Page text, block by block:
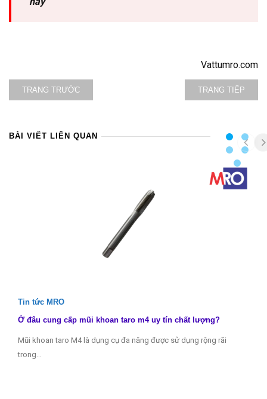
Vattumro.com
TRANG TRƯỚC TRANG TIẾP
BÀI VIẾT LIÊN QUAN
Tin tức MRO
Ở đâu cung cấp mũi khoan taro m4 uy tín chất lượng?
Mũi khoan taro M4 là dụng cụ đa năng được sử dụng rộng rãi
trong…